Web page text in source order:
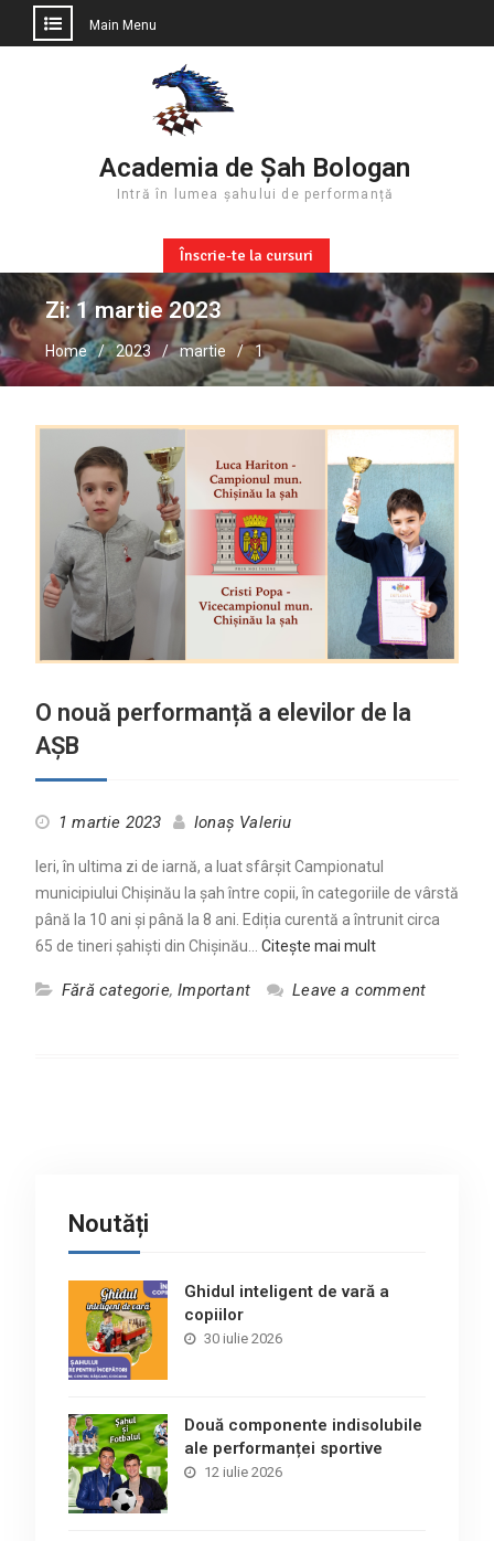
Main Menu
Academia de Șah Bologan
Intră în lumea șahului de performanță
Înscrie-te la cursuri
Zi:1 martie 2023
Home 2023 martie 1
O nouă performanță a elevilor de la
AȘB
1 martie 2023 Ionaș Valeriu
Ieri, în ultima zi de iarnă, a luat sfârșit Campionatul
municipiului Chișinău la șah între copii, în categoriile de vârstă
până la 10 ani și până la 8 ani. Ediția curentă a întrunit circa
65 de tineri șahiști din Chișinău… Citește mai mult
Fără categorie,Important Leave a comment
Noutăți
Ghidul inteligent de vară a
copiilor
30 iulie 2026
Două componente indisolubile
ale performanței sportive
12 iulie 2026